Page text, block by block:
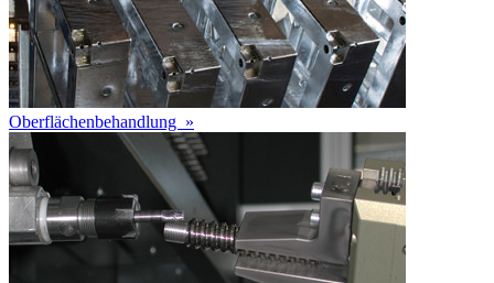
Oberflächenbehandlung »